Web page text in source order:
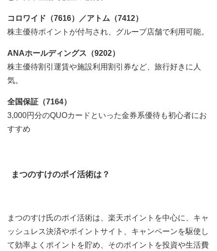
コロワイド（7616）／アトム（7412）
株主優待ポイントが付与され、グループ店舗で利用可能。
ANAホールディングス（9202）
株主優待割引運賃や施設利用割引券など、旅行好きに人
気。
全国保証（7164）
3,000円分のQUOカードといった金券系優待も初心者にお
すすめ
まつのすけのポイ活術は？
まつのすけ氏のポイ活術は、楽天ポイントを中心に、キャ
ッシュレス決済やポイントサイト、キャンペーンを駆使し
て効率よくポイントを貯め、そのポイントを投資や生活費